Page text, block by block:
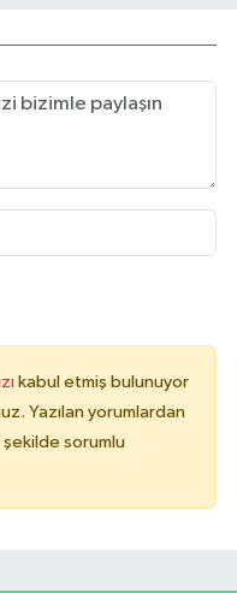
kabul etmiş bulunuyor
Yazılan yorumlardan
sorumlu